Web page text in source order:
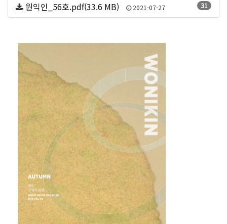
원익인_56호.pdf(33.6 MB)
2021-07-27 31